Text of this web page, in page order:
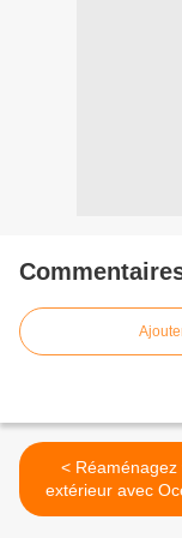
< Réaménagez votre
extérieur avec
pour une tenue